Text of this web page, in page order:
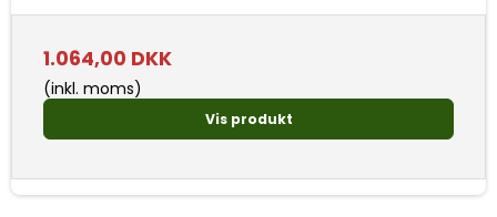
1.064,00 DKK
(inkl. moms)
Vis produkt